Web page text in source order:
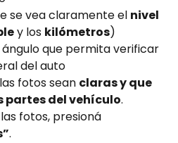
se vea claramente el nivel
y los kilómetros)
que permita verificar
del auto
fotos sean claras y que
partes del vehículo.
fotos, presioná
.